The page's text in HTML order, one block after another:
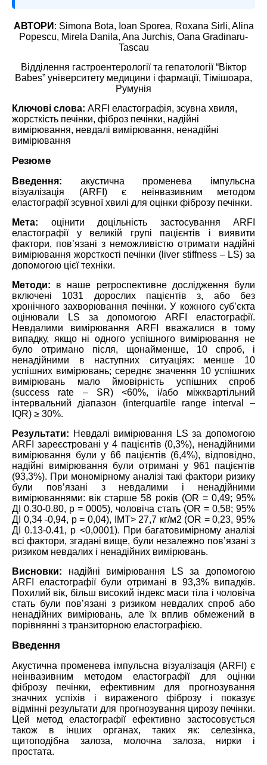
АВТОРИ : Simona Bota, Ioan Sporea, Roxana Sirli, Alina
Popescu, Mirela Danila, Ana Jurchis, Oana Gradinaru-
Tascau
Відділення гастроентерології та гепатології “Віктор
Babes” університету медицини і фармації, Тімішоара,
Румунія
Ключові слова: ARFI еластографія, зсувна хвиля,
жорсткість печінки, фіброз печінки, надійні
вимірювання, невдалі вимірювання, ненадійні
вимірювання
Резюме
Введення: акустична променева імпульсна
візуалізація (ARFI) є неінвазивним методом
еластографії зсувної хвилі для оцінки фіброзу печінки.
Мета: оцінити доцільність застосування ARFI
еластографії у великій групі пацієнтів і виявити
фактори, пов’язані з неможливістю отримати надійні
вимірювання жорсткості печінки (liver stiffness – LS) за
допомогою цієї техніки.
Методи: в наше ретроспективне дослідження були
включені 1031 дорослих пацієнтів з, або без
хронічного захворювання печінки. У кожного суб’єкта
оцінювали LS за допомогою ARFI еластографії.
Невдалими вимірювання ARFI вважалися в тому
випадку, якщо ні одного успішного вимірювання не
було отримано після, щонайменше, 10 спроб, і
ненадійними в наступних ситуаціях: менше 10
успішних вимірювань; середнє значення 10 успішних
вимірювань мало ймовірність успішних спроб
(success rate – SR) <60%, і/або міжквартільний
інтервальний діапазон (interquartile range interval –
IQR) ≥ 30%.
Результати: Невдалі вимірювання LS за допомогою
ARFI зареєстровані у 4 пацієнтів (0,3%), ненадійними
вимірювання були у 66 пацієнтів (6,4%), відповідно,
надійні вимірювання були отримані у 961 пацієнтів
(93,3%). При мономірному аналізі такі фактори ризику
були пов’язані з невдалими і ненадійними
вимірюваннями: вік старше 58 років (OR = 0,49; 95%
ДІ 0.30-0.80, р = 0005), чоловіча стать (OR = 0,58; 95%
ДІ 0,34 -0,94, р = 0,04), ІМТ> 27,7 кг/м2 (OR = 0,23, 95%
ДІ 0.13-0.41, р <0,0001). При багатовимірному аналізі
всі фактори, згадані вище, були незалежно пов’язані з
ризиком невдалих і ненадійних вимірювань.
Висновки: надійні вимірювання LS за допомогою
ARFI еластографії були отримані в 93,3% випадків.
Похилий вік, більш високий індекс маси тіла і чоловіча
стать були пов’язані з ризиком невдалих спроб або
ненадійних вимірювань, але їх вплив обмежений в
порівнянні з транзиторною еластографією.
Введення
Акустична променева імпульсна візуалізація (ARFI) є
неінвазивним методом еластографії для оцінки
фіброзу печінки, ефективним для прогнозування
значних успіхів і вираженого фіброзу і показує
відмінні результати для прогнозування цирозу печінки.
Цей метод еластографії ефективно застосовується
також в інших органах, таких як: селезінка,
щитоподібна залоза, молочна залоза, нирки і
простата.